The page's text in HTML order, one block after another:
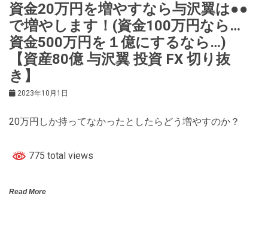
資金20万円を増やすなら与沢翼は●●
で増やします！(資金100万円なら…
資金500万円を１億にするなら…)
【資産80億 与沢翼 投資 FX 切り抜
き】
2023年10月1日
20万円しか持ってなかったとしたらどう増やすのか？
775 total views
Read More